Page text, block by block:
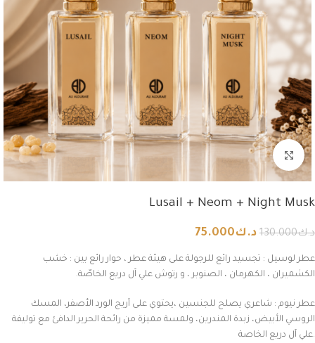
Click to enlarge
Lusail + Neom + Night Musk
د.ك130.000 د.ك75.000
عطر لوسيل : تجسيد رائع للرجولة على هيئة عطر ، حوار رائع بين : خشب
الكشميران ، الكهرمان ، الصنوبر ، و رتوش علي آل دريع الخاصّة.
عطر نيوم :
الروسي الأبيض، زبدة المندرين، ولمسة مميزة من رائحة الحرير الدافئ مع توليفة
علي آل دريع الخاصة.